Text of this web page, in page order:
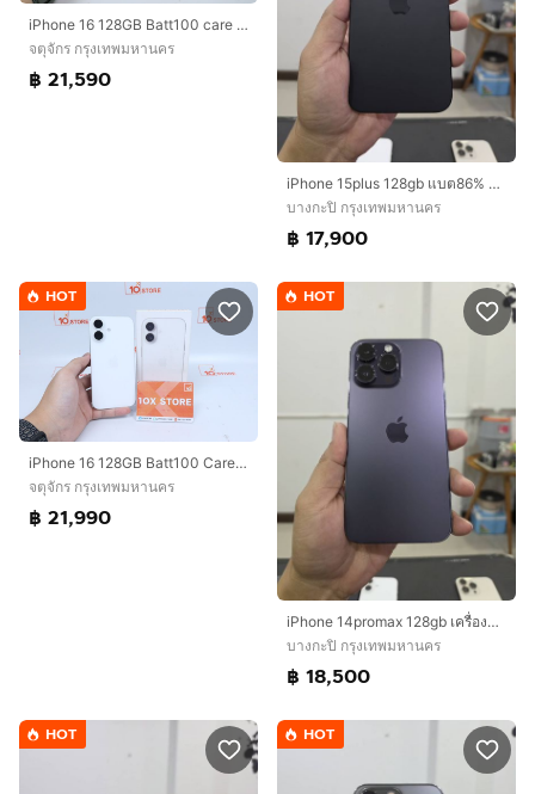
iPhone 16 128GB Batt100 care 06-27
จตุจักร กรุงเทพมหานคร
฿ 21,590
iPhone 15plus 128gb แบต86% ศูนย์ไทยเดิมๆ
บางกะปิ กรุงเทพมหานคร
฿ 17,900
HOT
iPhone 16 128GB Batt100 Care 01.27
จตุจักร กรุงเทพมหานคร
฿ 21,990
HOT
iPhone 14promax 128gb เครื่องศูนย์ไทย
บางกะปิ กรุงเทพมหานคร
฿ 18,500
HOT HOT